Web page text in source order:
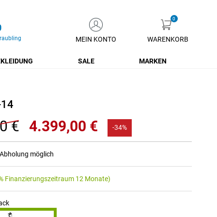
Inhalt
MEIN KONTO WARENKORB
SALE MARKEN
€ 4.399,00 € -34%
möglich
Finanzierungszeitraum 12 Monate)